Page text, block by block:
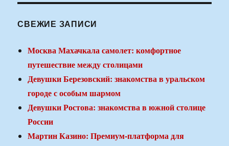
СВЕЖИЕ ЗАПИСИ
Москва Махачкала самолет: комфортное
путешествие между столицами
Девушки Березовский: знакомства в уральском
городе с особым шармом
Девушки Ростова: знакомства в южной столице
России
Мартин Казино: Премиум-платформа для